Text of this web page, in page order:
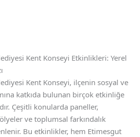
Kent Konseyi Etkinlikleri: Yerel
Kent Konseyi, ilçenin sosyal ve
katkıda bulunan birçok etkinliğe
Çeşitli konularda paneller,
ve toplumsal farkındalık
Bu etkinlikler, hem Etimesgut